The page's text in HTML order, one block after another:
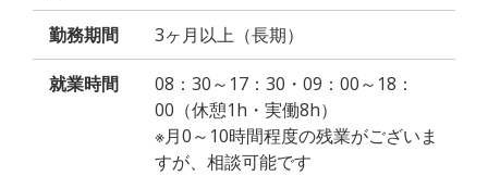
勤務期間 3ヶ月以上（長期）
就業時間
08：30～17：30・09：00～18：
00（休憩1h・実働8h）
※月0～10時間程度の残業がございま
すが、相談可能です